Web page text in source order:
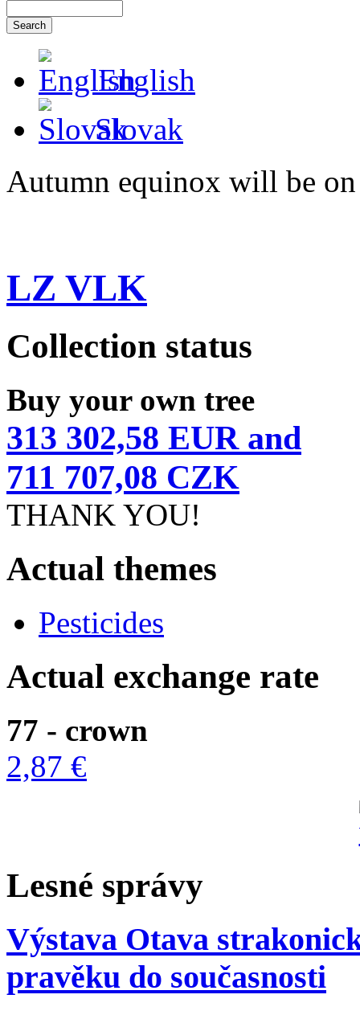
English
Slovak
Autumn equinox will be
LZ VLK
Collection status
Buy your own tree
313 302,58 EUR and
711 707,08 CZK
THANK YOU!
Actual themes
Pesticides
Actual exchange rate
77 - crown
2,87 €
Lesné správy
Výstava Otava
pravěku do současnosti